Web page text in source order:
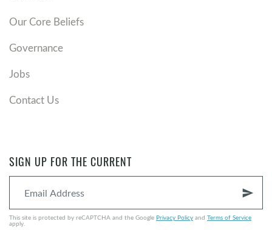
Our Core Beliefs
Governance
Jobs
Contact Us
SIGN UP FOR THE CURRENT
send
This site is protected by reCAPTCHA and the Google Privacy Policy and Terms of Service
apply.